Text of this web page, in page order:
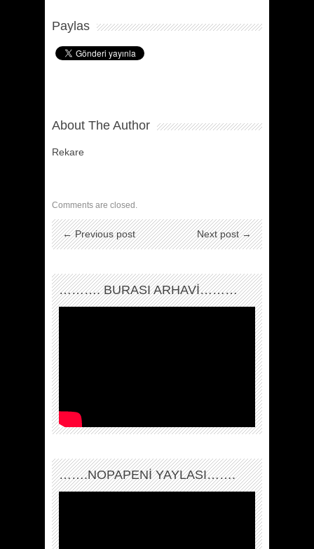
Paylas
About The Author
Rekare
Comments are closed.
← Previous post Next post →
………. BURASI ARHAVİ………
…….NOPAPENİ YAYLASI…….